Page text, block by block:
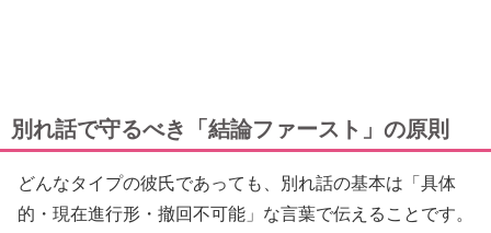
別れ話で守るべき「結論ファースト」の原則
どんなタイプの彼氏であっても、別れ話の基本は「具体
的・現在進行形・撤回不可能」な言葉で伝えることです。